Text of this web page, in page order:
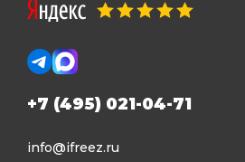
+7 (495) 021-04-71
info@ifreez.ru